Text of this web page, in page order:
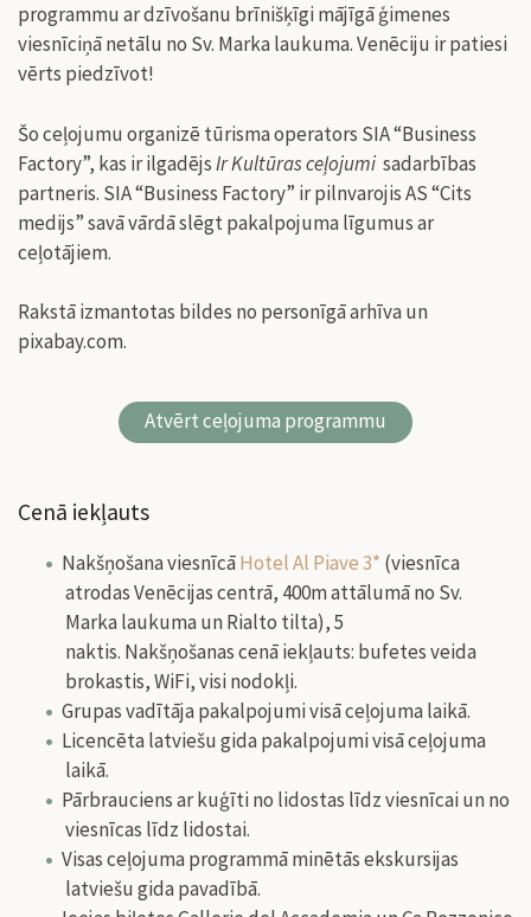
programmu ar dzīvošanu brīnišķīgi mājīgā ģimenes
viesnīciņā netālu no Sv. Marka laukuma. Venēciju ir patiesi
vērts piedzīvot!
Šo ceļojumu organizē tūrisma operators SIA “Business
Factory”, kas ir ilgadējsIr Kultūras ceļojumi sadarbības
partneris. SIA “Business Factory” ir pilnvarojis AS “Cits
medijs” savā vārdā slēgt pakalpojuma līgumus ar
ceļotājiem.
Rakstā izmantotas bildes no personīgā arhīva un
pixabay.com.
Atvērt ceļojuma programmu
Cenā iekļauts
Nakšņošana viesnīcāHotel Al Piave 3* (viesnīca
atrodas Venēcijas centrā, 400m attālumā no Sv.
Marka laukuma un Rialto tilta), 5
naktis. Nakšņošanas cenā iekļauts: bufetes veida
brokastis, WiFi, visi nodokļi.
Grupas vadītāja pakalpojumi visā ceļojuma laikā.
Licencēta latviešu gida pakalpojumi visā ceļojuma
laikā.
Pārbrauciens ar kuģīti no lidostas līdz viesnīcai un no
viesnīcas līdz lidostai.
Visas ceļojuma programmā minētās ekskursijas
latviešu gida pavadībā.